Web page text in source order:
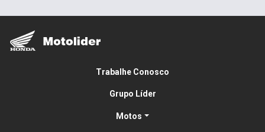
Trabalhe Conosco
Grupo Líder
Motos